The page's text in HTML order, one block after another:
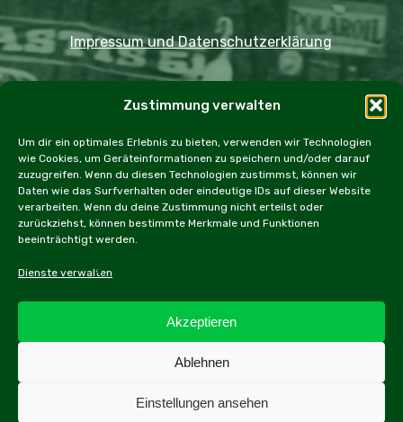
Zustimmung verwalten
Um dir ein optimales Erlebnis zu bieten, verwenden wir Technologien
wie Cookies, um Geräteinformationen zu speichern und/oder darauf
zuzugreifen. Wenn du diesen Technologien zustimmst, können wir
Daten wie das Surfverhalten oder eindeutige IDs auf dieser Website
verarbeiten. Wenn du deine Zustimmung nicht erteilst oder
zurückziehst, können bestimmte Merkmale und Funktionen
beeinträchtigt werden.
Dienste verwalten
Akzeptieren
Ablehnen
Einstellungen ansehen
Impressum und Datenschutzerklärung
Home Ausfahrten Rallye
Events
Messen
Workshops Cookie Policy (EU)
facebook
Alle Inhalte dieser Webseite, inbesonders Texte und
Weiterführende Informationen sind im Impressum zu finden.